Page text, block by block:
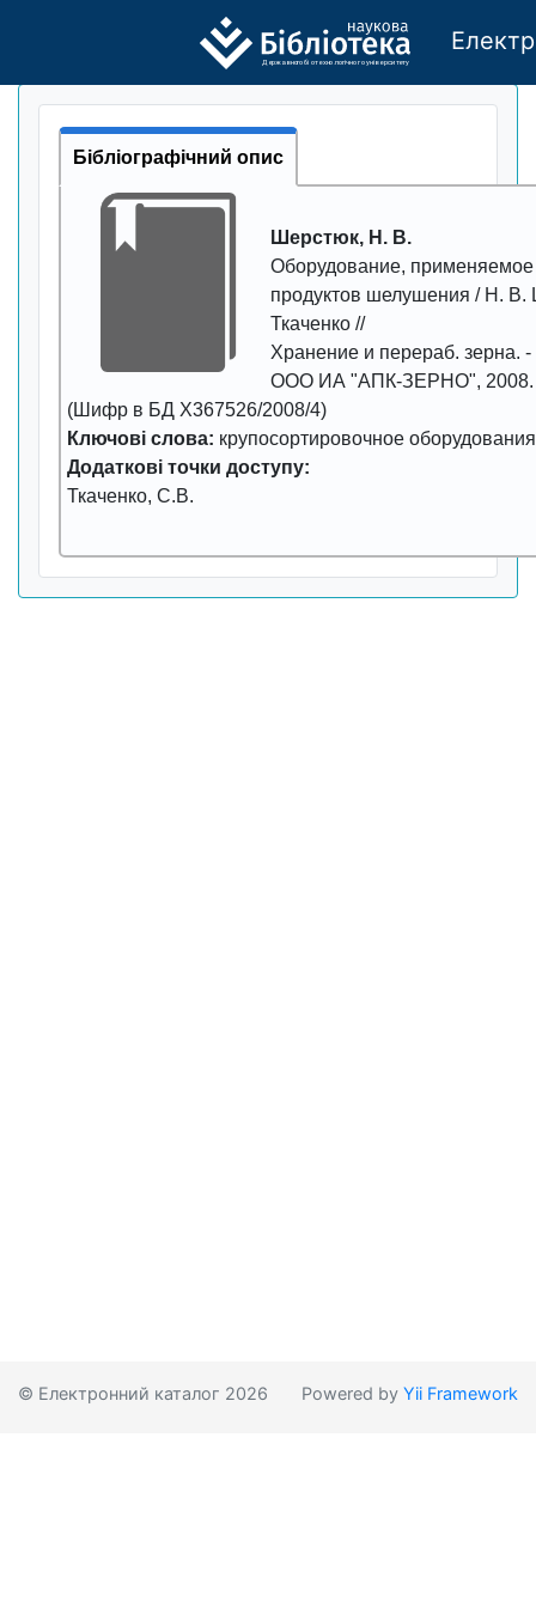
Державного бі отехно логічно го універси тету
Бібліографічний опис
Шерстюк, Н. В.
Оборудование, применяемое
продуктов шелушения / Н. В.
Ткаченко //
Хранение и перераб. зерна.
ООО ИА "АПК-ЗЕРНО", 2008
(Шифр в БД Х367526/2008/4)
Ключові слова: крупосортировочное оборудования
Додаткові точки доступу:
Ткаченко, С.В.
© Електронний каталог 2026 Powered by Yii Framework